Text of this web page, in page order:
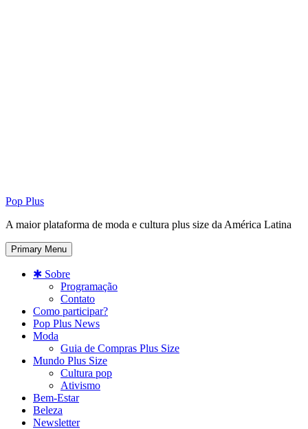
Pop Plus
A maior plataforma de moda e cultura plus size da América Latina
Primary Menu
✱ Sobre
Programação
Contato
Como participar?
Pop Plus News
Moda
Guia de Compras Plus Size
Mundo Plus Size
Cultura pop
Ativismo
Bem-Estar
Beleza
Newsletter